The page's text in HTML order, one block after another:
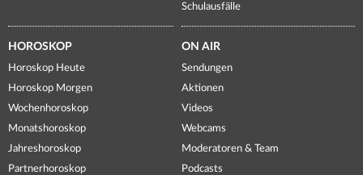
Schulausfälle
HOROSKOP
Horoskop Heute
Horoskop Morgen
Wochenhoroskop
Monatshoroskop
Jahreshoroskop
Partnerhoroskop
ON AIR
Sendungen
Aktionen
Videos
Webcams
Moderatoren & Team
Podcasts